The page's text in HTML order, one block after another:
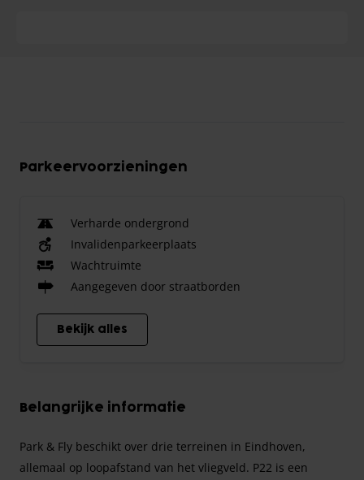
Parkeervoorzieningen
Verharde ondergrond
Invalidenparkeerplaats
Wachtruimte
Aangegeven door straatborden
Bekijk alles
Belangrijke informatie
Park & Fly beschikt over drie terreinen in Eindhoven,
allemaal op loopafstand van het vliegveld. P22 is een